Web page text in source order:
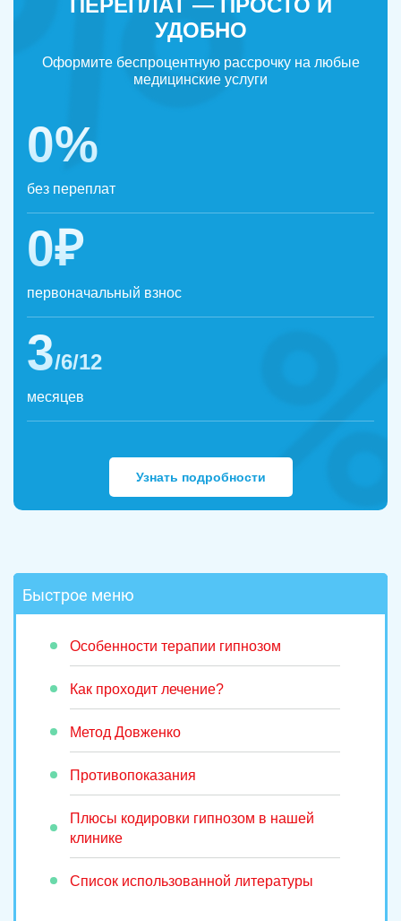
ПЕРЕПЛАТ — ПРОСТО И
УДОБНО
Оформите беспроцентную рассрочку на любые
медицинские услуги
0%
без переплат
0₽
первоначальный взнос
3/6/12
месяцев
Узнать подробности
Быстрое меню
Особенности терапии гипнозом
Как проходит лечение?
Метод Довженко
Противопоказания
Плюсы кодировки гипнозом в нашей
клинике
Список использованной литературы